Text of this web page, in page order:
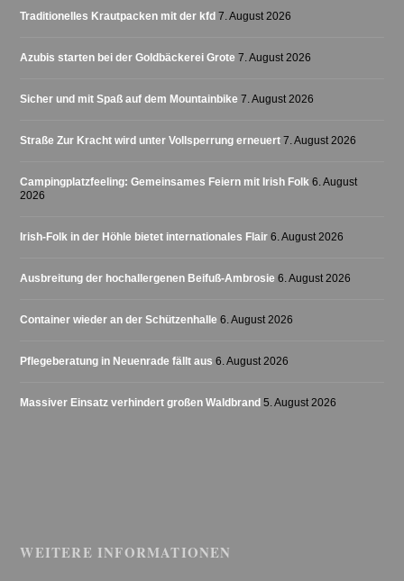
Traditionelles Krautpacken mit der kfd 7. August 2026
Azubis starten bei der Goldbäckerei Grote 7. August 2026
Sicher und mit Spaß auf dem Mountainbike 7. August 2026
Straße Zur Kracht wird unter Vollsperrung erneuert 7. August 2026
Campingplatzfeeling: Gemeinsames Feiern mit Irish Folk 6. August
2026
Irish-Folk in der Höhle bietet internationales Flair 6. August 2026
Ausbreitung der hochallergenen Beifuß-Ambrosie 6. August 2026
Container wieder an der Schützenhalle 6. August 2026
Pflegeberatung in Neuenrade fällt aus 6. August 2026
Massiver Einsatz verhindert großen Waldbrand 5. August 2026
WEITERE INFORMATIONEN